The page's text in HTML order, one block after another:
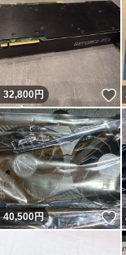
32,800円
40,500円